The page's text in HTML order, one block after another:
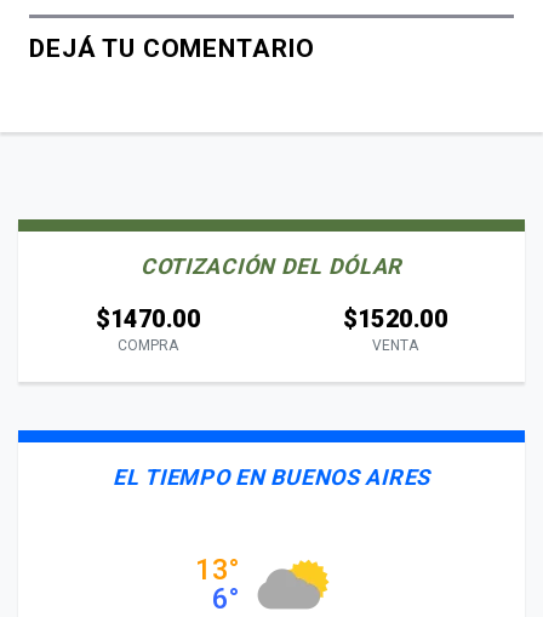
DEJÁ TU COMENTARIO
COTIZACIÓN DEL DÓLAR
$1470.00
COMPRA
$1520.00
VENTA
EL TIEMPO EN BUENOS AIRES